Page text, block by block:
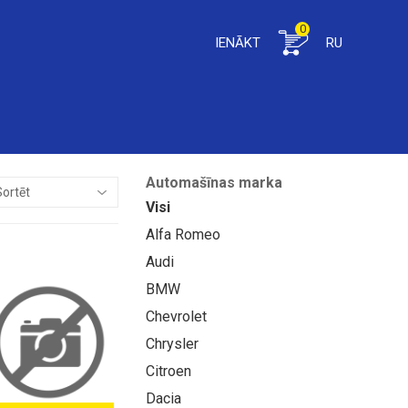
IENĀKT
0
RU
Automašīnas marka
Visi
Alfa Romeo
Audi
BMW
Chevrolet
Chrysler
Citroen
Dacia